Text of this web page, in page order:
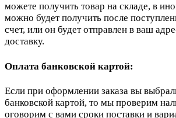
можете получить товар на складе, в
можно будет получить после
счет, или он будет отправлен в ваш
доставку.
Оплата банковской картой:
Если при оформлении заказа вы
банковской картой, то мы проверим
оговорим с вами сроки поставки и